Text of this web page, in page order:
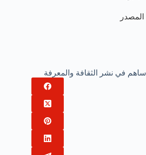
المصدر
ساهم في نشر الثقافة والمعرفة